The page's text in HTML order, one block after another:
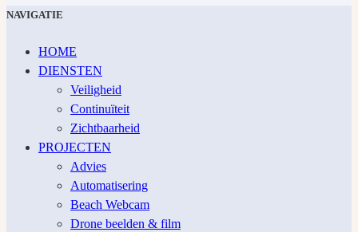
NAVIGATIE
HOME
DIENSTEN
Veiligheid
Continuïteit
Zichtbaarheid
PROJECTEN
Advies
Automatisering
Beach Webcam
Drone beelden & film